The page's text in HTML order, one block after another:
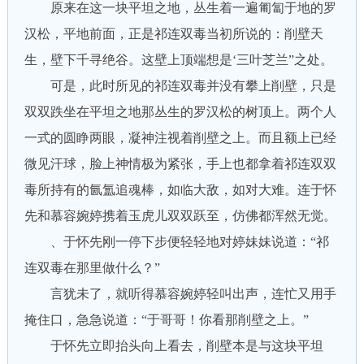
原来在这一块平坦之地，丛生着一遍匍匐于地的罗
汉松，平地前面，正是祁连双毒当初所说的：削壁天
生，壁下千寻绝谷。这壁上顶端想是‘三叶芝兰”之处。
可是，此时所见的祁连双毒并没有攀上削壁，只是
双双跌坐在平坦之地那丛生的罗汉松的树顶上。两个人
一式的圆睁两眼，凝神注视着削壁之上。而且额上已经
微见汗球，脸上神情极为紧张，手上也都拿着祁连双双
毒所持有的氤氲追魂棒，如临大敌，如对大难。连于怀
先和慕容婉婷携着玉虎儿双双跃至，仿佛都浑然无觉。
、于怀先刚一停下步便轻轻地对婷妹妹说道：“祁
连双毒在那里做什么？”
言犹未了，就听得慕容婉婷轻叫出声，连忙又用手
掩住口，急急说道：“于哥哥！你看那削壁之上。”
于怀先立即抬头向上看去，削壁本是与这块平坦